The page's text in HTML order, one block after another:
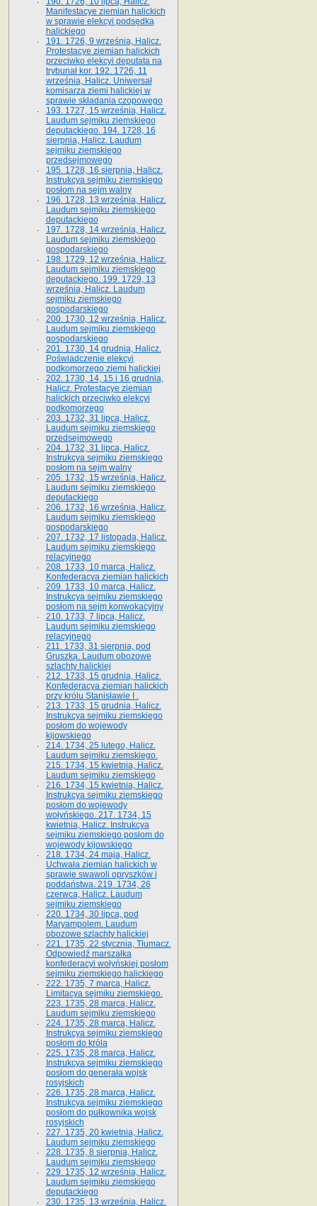
Manifestacye ziemian halickich
w sprawie elekcyi podsędka
halickiego
191. 1726, 9 września, Halicz.
Protestacye ziemian halickich
przeciwko elekcyi deputata na
trybunał kor. 192. 1726, 11
września, Halicz. Uniwersał
komisarza ziemi halickiej w
sprawie składania czopowego
193. 1727, 15 września, Halicz.
Laudum sejmiku ziemskiego
deputackiego. 194. 1728, 16
sierpnia, Halicz. Laudum
sejmiku ziemskiego
przedsejmowego
195. 1728, 16 sierpnia, Halicz.
Instrukcya sejmiku ziemskiego
posłom na sejm walny
196. 1728, 13 września, Halicz.
Laudum sejmiku ziemskiego
deputackiego
197. 1728, 14 września, Halicz.
Laudum sejmiku ziemskiego
gospodarskiego
198. 1729, 12 września, Halicz.
Laudum sejmiku ziemskiego
deputackiego. 199. 1729, 13
września, Halicz. Laudum
sejmiku ziemskiego
gospodarskiego
200. 1730, 12 września, Halicz.
Laudum sejmiku ziemskiego
gospodarskiego
201. 1730, 14 grudnia, Halicz.
Poświadczenie elekcyi
podkomorzego ziemi halickiej
202. 1730, 14, 15 i 16 grudnia,
Halicz. Protestacye ziemian
halickich przeciwko elekcyi
podkomorzego
203. 1732, 31 lipca, Halicz.
Laudum sejmiku ziemskiego
przedsejmowego
204. 1732, 31 lipca, Halicz.
Instrukcya sejmiku ziemskiego
posłom na sejm walny
205. 1732, 15 września, Halicz.
Laudum sejmiku ziemskiego
deputackiego
206. 1732, 16 września, Halicz.
Laudum sejmiku ziemskiego
gospodarskiego
207. 1732, 17 listopada, Halicz.
Laudum sejmiku ziemskiego
relacyjnego
208. 1733, 10 marca, Halicz.
Konfederacya ziemian halickich­
209. 1733, 10 marca, Halicz.
Instrukcya sejmiku ziemskiego
posłom na sejm konwokacyjny
210. 1733, 7 lipca, Halicz.
Laudum sejmiku ziemskiego
relacyjnego
211. 1733, 31 sierpnia, pod
Gruszką. Laudum obozowe
szlachty halickiej
212. 1733, 15 grudnia, Halicz.
Konfederacya ziemian halickich
przy królu Stanisławie I .
213. 1733, 15 grudnia, Halicz.
Instrukcya sejmiku ziemskiego
posłom do wojewody
kijowskiego
214. 1734, 25 lutego, Halicz.
Laudum sejmiku ziemskiego.
215. 1734, 15 kwietnia, Halicz.
Laudum sejmiku ziemskiego
216. 1734, 15 kwietnia, Halicz.
Instrukcya sejmiku ziemskiego
posłom do wojewody
wołyńskiego. 217. 1734, 15
kwietnia, Halicz. Instrukcya
sejmiku ziemskiego posłom do
wojewody kijowskiego
218. 1734, 24 maja, Halicz.
Uchwała ziemian halickich w
sprawie swawoli opryszków i
poddaństwa. 219. 1734, 26
czerwca, Halicz. Laudum
sejmiku ziemskiego
220. 1734, 30 lipca, pod
Maryampolem. Laudum
obozowe szlachty halickiej
221. 1735, 22 stycznia, Tłumacz.
Odpowiedź marszałka
konfederacyi wołyńskiej posłom
sejmiku ziemskiego halickiego
222. 1735, 7 marca, Halicz.
Limitacya sejmiku ziemskiego.
223. 1735, 28 marca, Halicz.
Laudum sejmiku ziemskiego
224. 1735, 28 marca, Halicz.
Instrukcya sejmiku ziemskiego
posłom do króla
225. 1735, 28 marca, Halicz.
Instrukcya sejmiku ziemskiego
posłom do generała wojsk
rosyjskich
226. 1735, 28 marca, Halicz.
Instrukcya sejmiku ziemskiego
posłom do pułkownika wojsk
rosyjskich
227. 1735, 20 kwietnia, Halicz.
Laudum sejmiku ziemskiego
228. 1735, 8 sierpnia, Halicz.
Laudum sejmiku ziemskiego
229. 1735, 12 września, Halicz.
Laudum sejmiku ziemskiego
deputackiego
230. 1735, 13 września, Halicz.